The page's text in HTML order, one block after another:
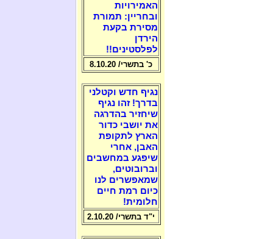
האמירויות
ובחריין: תמורת
מסירת בקעת
הירדן
לפלסטינים!!
כ' בתשרי/ 8.10.20
נגיף חדש וקטלני
בדרך! זהו נגיף
שיחזיר בהדרגה
את יושבי כדור
הארץ לתקופת
האבן, אחרי
שיפגע במחשבים
וברובוטים,
שמאפשרים לנו
כיום רמת חיים
חלומית!
י"ד בתשרי/ 2.10.20